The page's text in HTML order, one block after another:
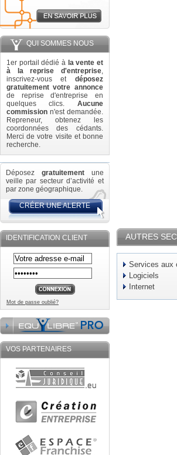
QUI SOMMES NOUS
1er portail dédié à la vente et
à la reprise d'entreprise,
inscrivez-vous et déposez
gratuitement votre annonce
de reprise d'entreprise en
quelques clics. Aucune
commission n'est demandée.
Repreneur, obtenez les
coordonnées des cédants.
Merci de votre visite et bonne
recherche.
Déposez gratuitement une
veille par secteur d’activité et
par zone géographique.
CRÉER UNE ALERTE
IDENTIFICATION CLIENT
Mot de passe oublié?
VOS PARTENAIRES
AUTRES
Services aux
Logiciels
Internet